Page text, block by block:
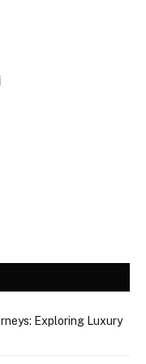
Exploring Luxury